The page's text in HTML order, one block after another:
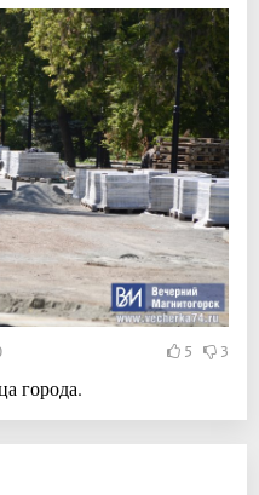
5 3
города.